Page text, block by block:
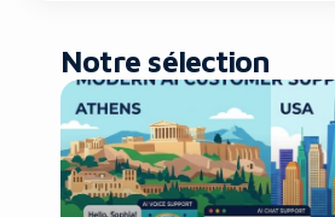
Notre sélection